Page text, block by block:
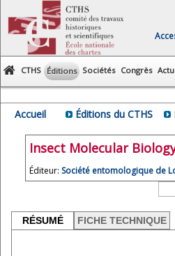
CTHS Éditions Sociétés Congrès
Accueil Éditions du CTHS
Insect Molecular
Éditeur: Société entomologique de
RÉSUMÉ FICHE TECHNIQUE